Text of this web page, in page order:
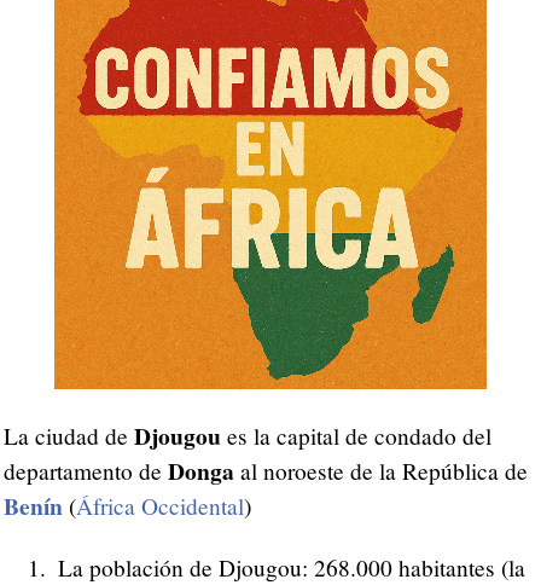
La ciudad de Djougou es la capital de condado del
departamento de Donga al noroeste de la República de
Benín (África Occidental)
La población de Djougou: 268.000 habitantes (la